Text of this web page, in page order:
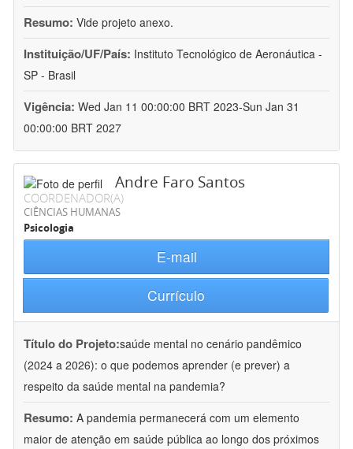
Resumo: Vide projeto anexo.
Instituição/UF/País: Instituto Tecnológico de Aeronáutica -
SP - Brasil
Vigência: Wed Jan 11 00:00:00 BRT 2023-Sun Jan 31
00:00:00 BRT 2027
Andre Faro Santos
COORDENADOR(A)
CIÊNCIAS HUMANAS
Psicologia
E-mail
Currículo
Título do Projeto:saúde mental no cenário pandêmico
(2024 a 2026): o que podemos aprender (e prever) a
respeito da saúde mental na pandemia?
Resumo: A pandemia permanecerá com um elemento
maior de atenção em saúde pública ao longo dos próximos